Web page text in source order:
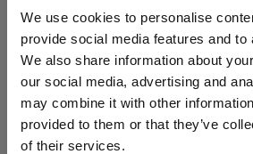
We use cookies to personalise
provide social media features and to
We also share information about
our social media, advertising and
may combine it with other
provided to them or that they’ve
of their services.
PFLEGEHINWEISE
VERSAND & RÜCKGABE
STANDORT ÄNDERN
Sie besuchen Repeat cashmere von
Möchten Sie Ihre Standort aktualisieren?
Vereinigte Staaten ($)